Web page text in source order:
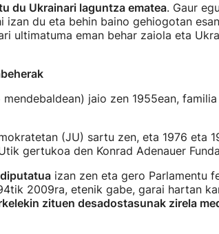
du Ukrainari laguntza ematea. Gaur
izan du eta behin baino gehiogotan
ultimatuma eman behar zaiola eta
jaio zen 1955ean,
(JU) sartu zen, eta 1976 eta
gertukoa den Konrad Adenauer
izan zen eta gero Parlamentu
2009ra, etenik gabe, garai hartan
zituen desadostasunak zirela